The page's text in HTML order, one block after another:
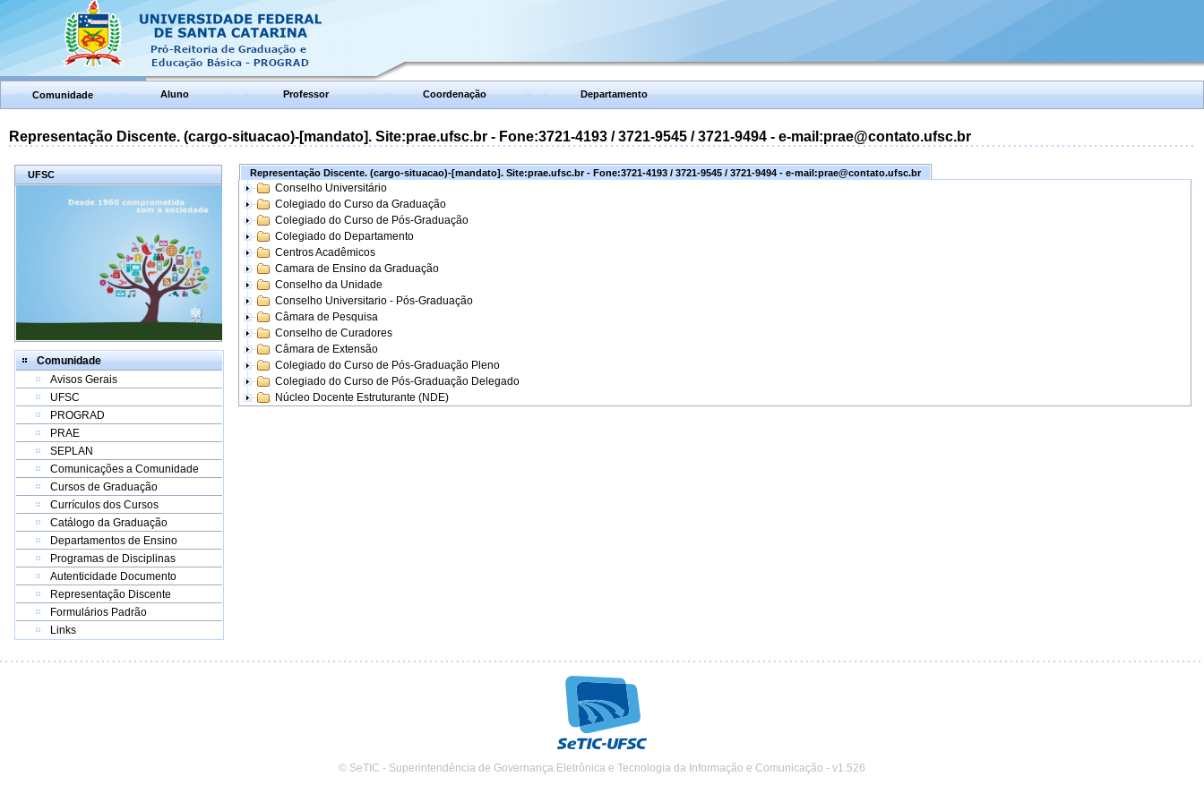
Comunidade Aluno Professor Coordenação Departamento
Representação Discente. (cargo-situacao)-[mandato]. Site:prae.ufsc.br - Fone:3721-4193 / 3721-9545 / 3721-9494 - e-mail:prae@contato.ufsc.br
UFSC
Comunidade
Avisos Gerais
UFSC
PROGRAD
PRAE
SEPLAN
Comunicações a Comunidade
Cursos de Graduação
Currículos dos Cursos
Catálogo da Graduação
Departamentos de Ensino
Programas de Disciplinas
Autenticidade Documento
Representação Discente
Formulários Padrão
Links
Representação Discente. (cargo-situacao)-[mandato]. Site:prae.ufsc.br - Fone:3721-4193 / 3721-9545 / 3721-9494 - e-mail:prae@contato.ufsc.br
Conselho Universitário
Colegiado do Curso da Graduação
Colegiado do Curso de Pós-Graduação
Colegiado do Departamento
Centros Acadêmicos
Camara de Ensino da Graduação
Conselho da Unidade
Conselho Universitario - Pós-Graduação
Câmara de Pesquisa
Conselho de Curadores
Câmara de Extensão
Colegiado do Curso de Pós-Graduação Pleno
Colegiado do Curso de Pós-Graduação Delegado
Núcleo Docente Estruturante (NDE)
© SeTIC - Superintendência de Governança Eletrônica e Tecnologia da Informação e Comunicação - v1.526